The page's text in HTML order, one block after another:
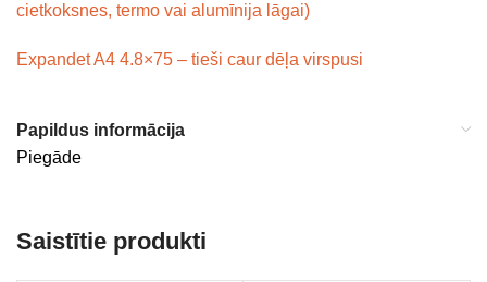
cietkoksnes, termo vai alumīnija lāgai)
Expandet A4 4.8×75 – tieši caur dēļa virspusi
Papildus informācija
Piegāde
Saistītie produkti